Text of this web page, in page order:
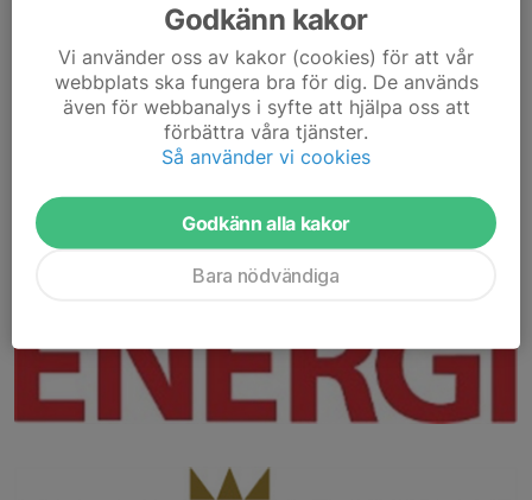
Godkänn kakor
Vi använder oss av kakor (cookies) för att vår
webbplats ska fungera bra för dig. De används
även för webbanalys i syfte att hjälpa oss att
förbättra våra tjänster.
Så använder vi cookies
Godkänn alla kakor
Bara nödvändiga